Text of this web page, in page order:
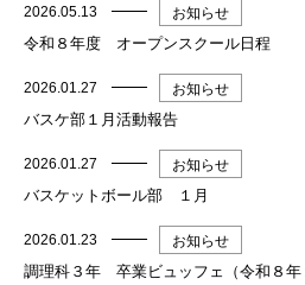
2026.05.13 お知らせ
令和８年度 オープンスクール日程
2026.01.27 お知らせ
バスケ部１月活動報告
2026.01.27 お知らせ
バスケットボール部 １月
2026.01.23 お知らせ
調理科３年 卒業ビュッフェ（令和８年